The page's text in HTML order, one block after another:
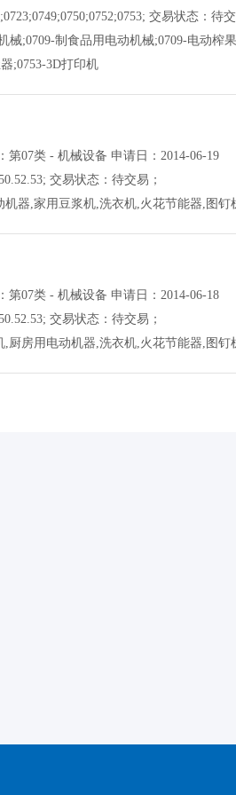
交易状态：待
械;0709-制食品用电动机械;0709-电动榨
;0753-3D打印机
第07类 - 机械设备 申请日：2014-06-19
交易状态：待交易；
机器,家用豆浆机,洗衣机,火花节能器,图
第07类 - 机械设备 申请日：2014-06-18
交易状态：待交易；
,厨房用电动机器,洗衣机,火花节能器,图